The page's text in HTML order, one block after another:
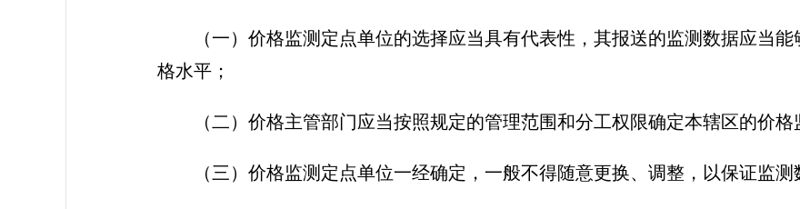
（一）价格监测定点单位的选择应当具有代表性，其报送的监测数据应当能
格水平；
（二）价格主管部门应当按照规定的管理范围和分工权限确定本辖区的价格
（三）价格监测定点单位一经确定，一般不得随意更换、调整，以保证监测